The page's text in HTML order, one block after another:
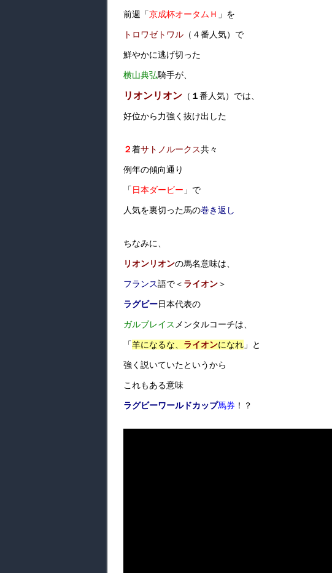
前週「京成杯オータムＨ 」を
トロワゼトワル （４番人気）で
鮮やかに逃げ切った
横山典弘騎手が、
リオンリオン （ １番人気）では、
好位から力強く抜け出した
２着サトノルークス共々
例年の傾向通り
「 日本ダービー 」で
人気を裏切った馬の巻き返し
ちなみに、
リオンリオンの馬名意味は、
フランス語で＜ ライオン＞
ラグビー日本代表の
ガルブレイス メンタルコーチは、
「羊になるな、 ライオンになれ 」と
強く説いていたというから
これもある意味
ラグビーワールドカップ馬券 ！？